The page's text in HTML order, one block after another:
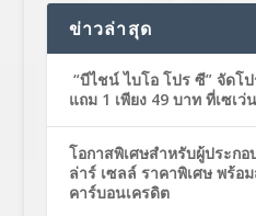
ข่าวล่าสุด
“บีไชน์ ไบโอ โปร ซี” จัดโ
แถม 1 เพียง 49 บาท ที่เซเว่
โอกาสพิเศษสำหรับผู้ประก
ล่าร์ เซลล์ ราคาพิเศษ พร้อ
คาร์บอนเครดิต